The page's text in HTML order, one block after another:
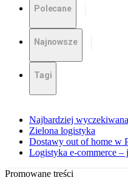
Polecane
Najnowsze
Tagi
Najbardziej
Zielona logistyka
Dostawy out of home w
Logistyka e-commerce –
Promowane treści